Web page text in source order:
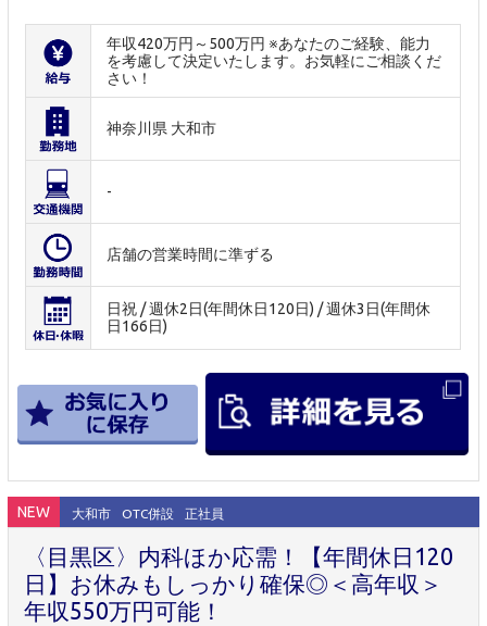
年収420万円～500万円 ※あなたのご経験、能力
を考慮して決定いたします。お気軽にご相談くだ
さい！
神奈川県 大和市
-
店舗の営業時間に準ずる
日祝 / 週休2日(年間休日120日) / 週休3日(年間休
日166日)
NEW 大和市 OTC併設 正社員
〈目黒区〉内科ほか応需！【年間休日120
日】お休みもしっかり確保◎＜高年収＞
年収550万円可能！